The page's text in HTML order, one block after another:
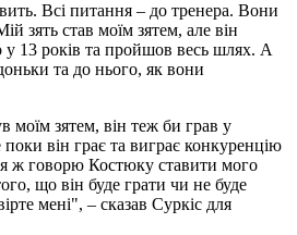
Всі питання – до тренера. Вони
зять став моїм зятем, але він
13 років та пройшов весь шлях. А
та до нього, як вони
моїм зятем, він теж би грав у
він грає та виграє конкуренцію
ж говорю Костюку ставити мого
що він буде грати чи не буде
мені", – сказав Суркіс для